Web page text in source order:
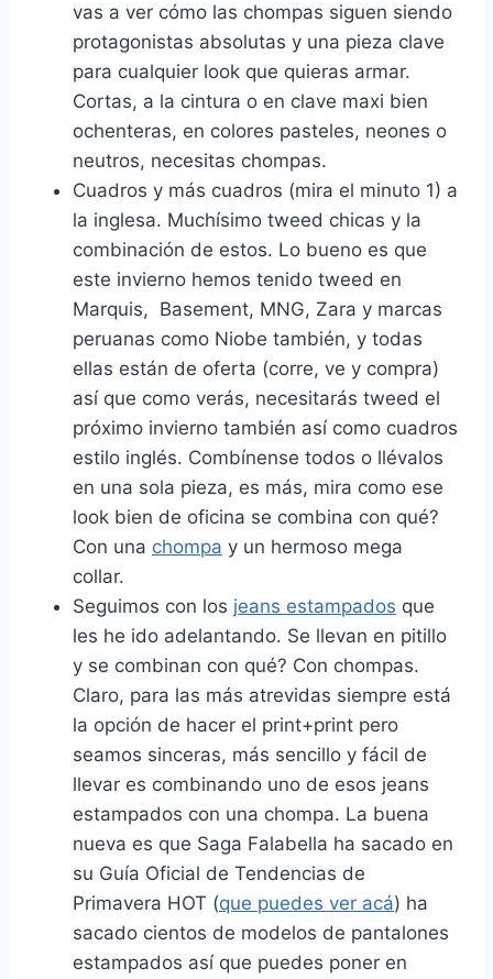
vas a ver cómo las chompas siguen siendo
protagonistas absolutas y una pieza clave
para cualquier look que quieras armar.
Cortas, a la cintura o en clave maxi bien
ochenteras, en colores pasteles, neones o
neutros, necesitas chompas.
Cuadros y más cuadros (mira el minuto 1) a
la inglesa. Muchísimo tweed chicas y la
combinación de estos. Lo bueno es que
este invierno hemos tenido tweed en
Marquis, Basement, MNG, Zara y marcas
peruanas como Niobe también, y todas
ellas están de oferta (corre, ve y compra)
así que como verás, necesitarás tweed el
próximo invierno también así como cuadros
estilo inglés. Combínense todos o llévalos
en una sola pieza, es más, mira como ese
look bien de oficina se combina con qué?
Con una chompa y un hermoso mega
collar.
Seguimos con los jeans estampados que
les he ido adelantando. Se llevan en pitillo
y se combinan con qué? Con chompas.
Claro, para las más atrevidas siempre está
la opción de hacer el print+print pero
seamos sinceras, más sencillo y fácil de
llevar es combinando uno de esos jeans
estampados con una chompa. La buena
nueva es que Saga Falabella ha sacado en
su Guía Oficial de Tendencias de
Primavera HOT (que puedes ver acá) ha
sacado cientos de modelos de pantalones
estampados así que puedes poner en